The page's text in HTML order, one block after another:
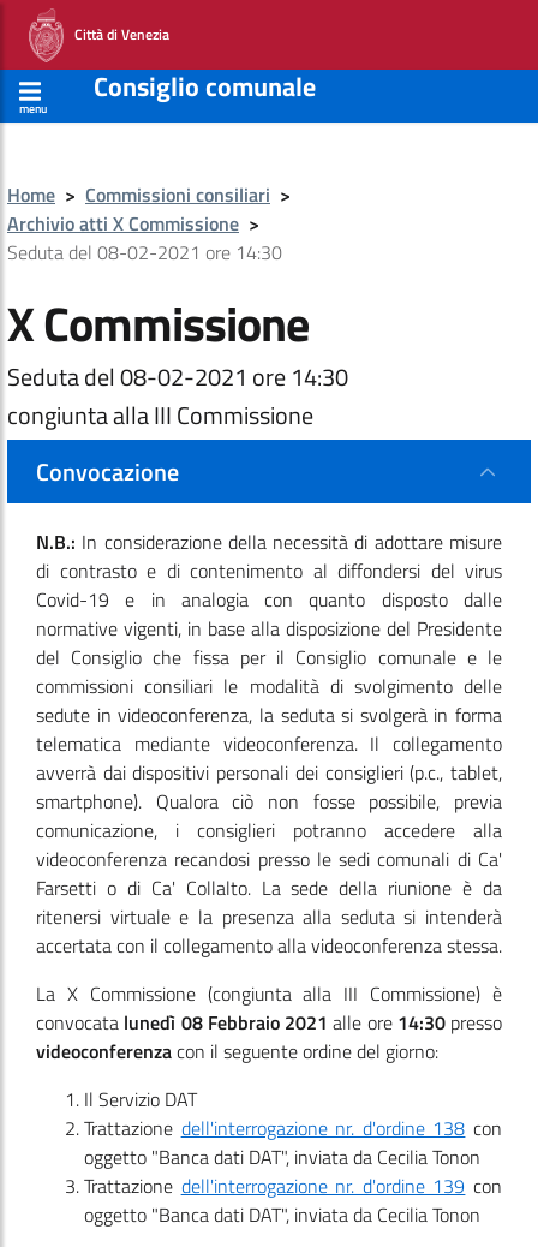
Città di Venezia
menu
Consiglio comunale
Home > Commissioni consiliari >
Archivio atti X Commissione >
Seduta del 08-02-2021 ore 14:30
X Commissione
Seduta del 08-02-2021 ore 14:30
congiunta alla III Commissione
Convocazione
N.B.: In considerazione della necessità di adottare misure
di contrasto e di contenimento al diffondersi del virus
Covid-19 e in analogia con quanto disposto dalle
normative vigenti, in base alla disposizione del Presidente
del Consiglio che fissa per il Consiglio comunale e le
commissioni consiliari le modalità di svolgimento delle
sedute in videoconferenza, la seduta si svolgerà in forma
telematica mediante videoconferenza. Il collegamento
avverrà dai dispositivi personali dei consiglieri (p.c., tablet,
smartphone). Qualora ciò non fosse possibile, previa
comunicazione, i consiglieri potranno accedere alla
videoconferenza recandosi presso le sedi comunali di Ca'
Farsetti o di Ca' Collalto. La sede della riunione è da
ritenersi virtuale e la presenza alla seduta si intenderà
accertata con il collegamento alla videoconferenza stessa.
La X Commissione (congiunta alla III Commissione) è
convocata lunedì 08 Febbraio 2021 alle ore 14:30presso
videoconferenzacon il seguente ordine del giorno:
Il Servizio DAT
Trattazione dell'interrogazione nr. d'ordine 138 con
oggetto "Banca dati DAT", inviata da Cecilia Tonon
Trattazione dell'interrogazione nr. d'ordine 139 con
oggetto "Banca dati DAT", inviata da Cecilia Tonon